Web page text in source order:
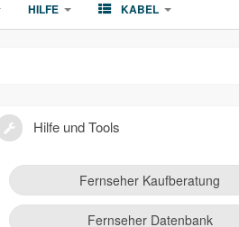
HILFE KABEL
Hilfe und Tools
Fernseher Kaufberatung
Fernseher Datenbank